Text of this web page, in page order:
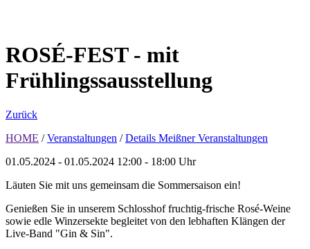
ROSÉ-FEST - mit
Frühlingssausstellung
Zurück
HOME / Veranstaltungen / Details Meißner Veranstaltungen
01.05.2024 - 01.05.2024 12:00 - 18:00 Uhr
Läuten Sie mit uns gemeinsam die Sommersaison ein!
Genießen Sie in unserem Schlosshof fruchtig-frische Rosé-Weine
sowie edle Winzersekte begleitet von den lebhaften Klängen der
Live-Band "Gin & Sin".